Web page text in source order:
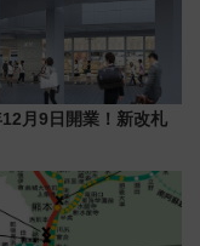
月9日開業！新改札